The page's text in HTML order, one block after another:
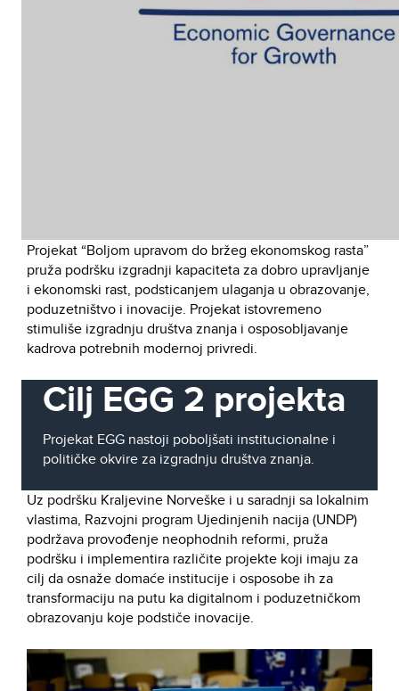
Projekat “Boljom upravom do bržeg ekonomskog rasta”
pruža podršku izgradnji kapaciteta za dobro upravljanje
i ekonomski rast, podsticanjem ulaganja u obrazovanje,
poduzetništvo i inovacije. Projekat istovremeno
stimuliše izgradnju društva znanja i osposobljavanje
kadrova potrebnih modernoj privredi.
Cilj EGG 2 projekta
Projekat EGG nastoji poboljšati institucionalne i
političke okvire za izgradnju društva znanja.
Uz podršku Kraljevine Norveške i u saradnji sa lokalnim
vlastima, Razvojni program Ujedinjenih nacija (UNDP)
podržava provođenje neophodnih reformi, pruža
podršku i implementira različite projekte koji imaju za
cilj da osnaže domaće institucije i osposobe ih za
transformaciju na putu ka digitalnom i poduzetničkom
obrazovanju koje podstiče inovacije.